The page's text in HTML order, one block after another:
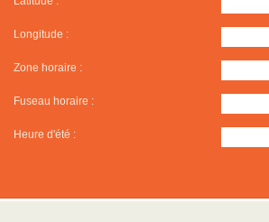
Longitude :
Zone horaire :
Fuseau horaire :
Heure d'été :